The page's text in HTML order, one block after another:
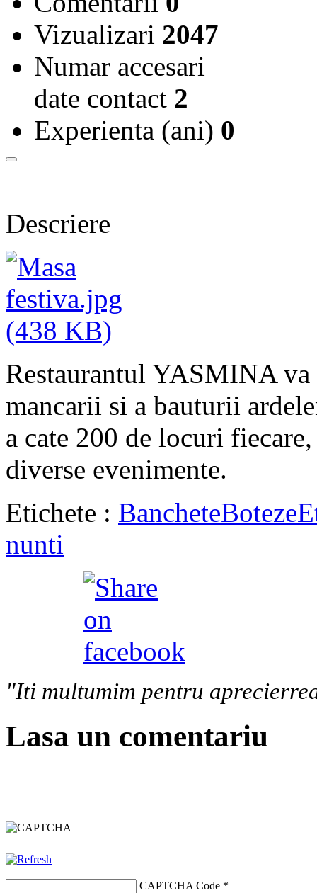
Vizualizari 2047
Numar accesari
date contact 2
Experienta (ani) 0
Descriere
Restaurantul YASMINA
mancarii si a bauturii
a cate 200 de locuri
diverse evenimente.
Etichete : BancheteBoteze
nunti
"Iti multumim pentru
Lasa un comentariu
CAPTCHA Code *